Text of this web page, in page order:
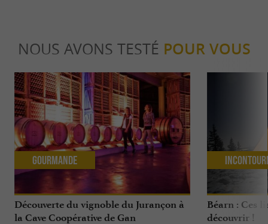
NOUS AVONS TESTÉ POUR VOUS
Découverte du vignoble du Jurançon à
la Cave Coopérative de Gan
Gourmande
Béarn : Ces
découvrir !